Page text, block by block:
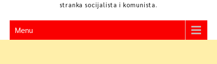
stranka socijalista i komunista.
Menu